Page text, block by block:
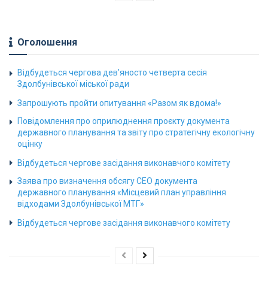
Оголошення
Відбудеться чергова дев’яносто четверта сесія
Здолбунівської міської ради
Запрошують пройти опитування «Разом як вдома!»
Повідомлення про оприлюднення проєкту документа
державного планування та звіту про стратегічну екологічну
оцінку
Відбудеться чергове засідання виконавчого комітету
Заява про визначення обсягу СЕО документа
державного планування «Місцевий план управління
відходами Здолбунівської МТГ»
Відбудеться чергове засідання виконавчого комітету